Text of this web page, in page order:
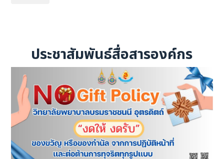
ประชาสัมพันธ์สื่อสารองค์กร